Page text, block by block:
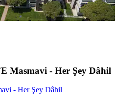
Masmavi - Her Şey Dâhil
- Her Şey Dâhil